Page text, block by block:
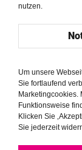
nutzen.
Um unsere
Sie fortlaufend
Marketingcookies.
Funktionsweise
Klicken Sie
Sie jederzeit